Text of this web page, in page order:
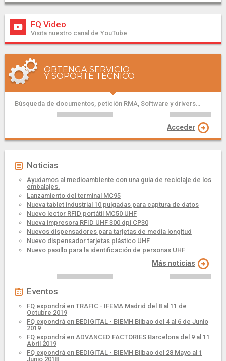
FQ Video
Visita nuestro canal de YouTube
OBTENGA SERVICIO
Y SOPORTE TÉCNICO
Búsqueda de documentos, petición RMA, Software y drivers...
Acceder
Noticias
Ayudamos al medioambiente con una guia de reciclaje de los
embalajes.
Lanzamiento del terminal MC95
Nueva tablet industrial 10 pulgadas para captura de datos
Nuevo lector RFID portátil MC50 UHF
Nueva impresora RFID UHF 300 dpi CP30
Nuevos dispensadores para tarjetas de media longitud
Nuevo dispensador tarjetas plástico UHF
Nuevo pasillo para la identificación de personas UHF
Más noticias
Eventos
FQ expondrá en TRAFIC - IFEMA Madrid del 8 al 11 de
Octubre 2019
FQ expondrá en BEDIGITAL - BIEMH Bilbao del 4 al 6 de Junio
2019
FQ expondrá en ADVANCED FACTORIES Barcelona del 9 al 11
Abril 2019
FQ expondrá en BEDIGITAL - BIEMH Bilbao del 28 Mayo al 1
Junio 2018